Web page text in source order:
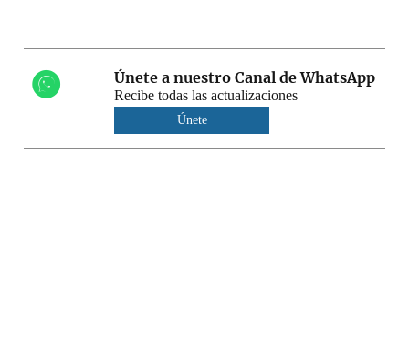
Únete a nuestro Canal de WhatsApp
Recibe todas las actualizaciones
Únete